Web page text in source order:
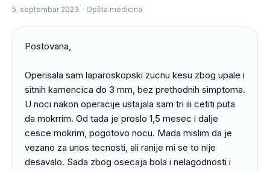
5. septembar 2023. · Opšta medicina
Postovana,
Operisala sam laparoskopski zucnu kesu zbog upale i
sitnih kamencica do 3 mm, bez prethodnih simptoma.
U noci nakon operacije ustajala sam tri ili cetiti puta
da mokrrim. Od tada je proslo 1,5 mesec i dalje
cesce mokrim, pogotovo nocu. Mada mislim da je
vezano za unos tecnosti, ali ranije mi se to nije
desavalo. Sada zbog osecaja bola i nelagodnosti i